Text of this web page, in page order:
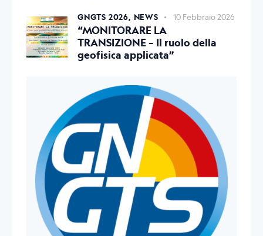
GNGTS 2026, NEWS 10 Febbraio 2026
“MONITORARE LA
TRANSIZIONE – Il ruolo della
geofisica applicata”